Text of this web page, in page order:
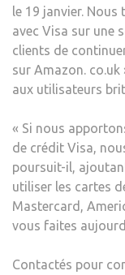
le 19 janvier.
avec Visa sur une
clients de
sur Amazon. co.uk
aux utilisateurs
« Si nous
de crédit Visa,
poursuit-il,
utiliser les cartes
Mastercard,
vous faites
Contactés pour